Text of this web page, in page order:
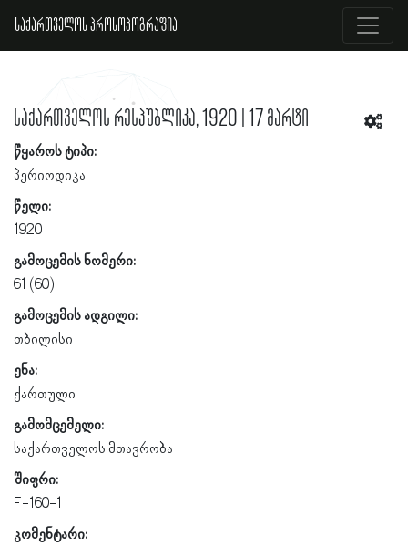
საქართველოს პროსოპოგრაფია
საქართველოს რესპუბლიკა, 1920 | 17 მარტი
წყაროს ტიპი:
პერიოდიკა
წელი:
1920
გამოცემის ნომერი:
61 (60)
გამოცემის ადგილი:
თბილისი
ენა:
ქართული
გამომცემელი:
საქართველოს მთავრობა
შიფრი:
F-160-1
კომენტარი: